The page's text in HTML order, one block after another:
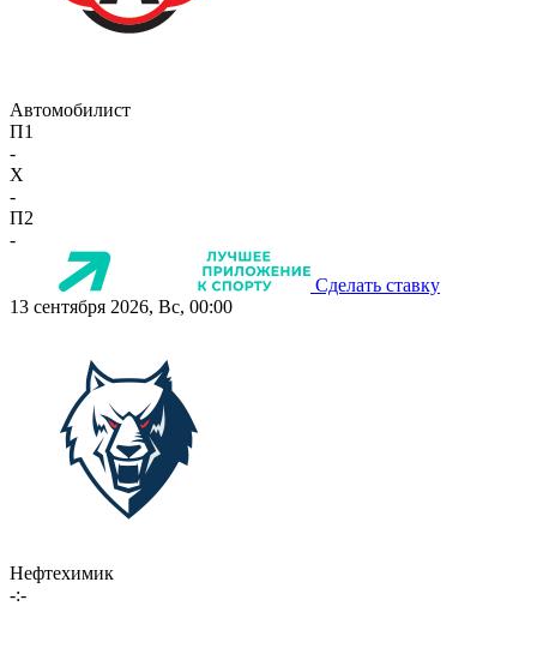
Автомобилист
П1
-
X
-
П2
-
Сделать ставку
13 сентября 2026, Вс, 00:00
Нефтехимик
-:-